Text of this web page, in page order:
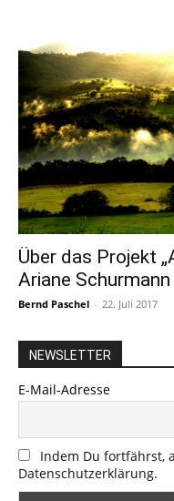
Über das Projekt
Ariane
Bernd Paschel - 22. Juli 2017
NEWSLETTER
E-Mail-Adresse
Indem Du fortfährst,
Datenschutzerklärung.